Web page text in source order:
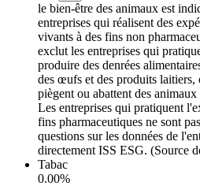
le bien-être des animaux est
entreprises qui réalisent des
vivants à des fins non
exclut les entreprises qui
produire des denrées
des œufs et des produits laitiers,
piègent ou abattent des
Les entreprises qui pratiquent
fins pharmaceutiques ne sont
questions sur les données de
directement ISS ESG. (Source
Tabac
0.00%